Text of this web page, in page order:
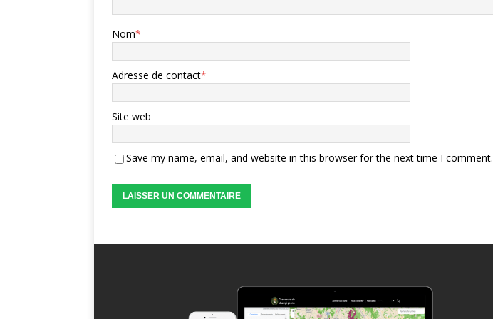
Nom*
Adresse de contact*
Site web
Save my name, email, and website in this browser for the next time I comment.